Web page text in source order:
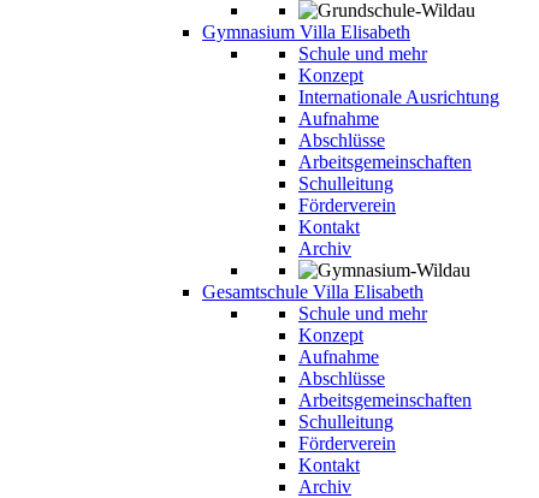
Gymnasium Villa Elisabeth
Schule und mehr
Konzept
Internationale Ausrichtung
Aufnahme
Abschlüsse
Arbeitsgemeinschaften
Schulleitung
Förderverein
Kontakt
Archiv
Gesamtschule Villa Elisabeth
Schule und mehr
Konzept
Aufnahme
Abschlüsse
Arbeitsgemeinschaften
Schulleitung
Förderverein
Kontakt
Archiv